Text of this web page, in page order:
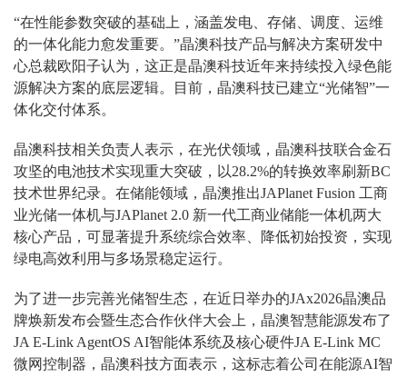
“在性能参数突破的基础上，涵盖发电、存储、调度、运维
的一体化能力愈发重要。”晶澳科技产品与解决方案研发中
心总裁欧阳子认为，这正是晶澳科技近年来持续投入绿色能
源解决方案的底层逻辑。目前，晶澳科技已建立“光储智”一
体化交付体系。
晶澳科技相关负责人表示，在光伏领域，晶澳科技联合金石
攻坚的电池技术实现重大突破，以28.2%的转换效率刷新BC
技术世界纪录。在储能领域，晶澳推出JAPlanet Fusion 工商
业光储一体机与JAPlanet 2.0 新一代工商业储能一体机两大
核心产品，可显著提升系统综合效率、降低初始投资，实现
绿电高效利用与多场景稳定运行。
为了进一步完善光储智生态，在近日举办的JAx2026晶澳品
牌焕新发布会暨生态合作伙伴大会上，晶澳智慧能源发布了
JA E-Link AgentOS AI智能体系统及核心硬件JA E-Link MC
微网控制器，晶澳科技方面表示，这标志着公司在能源AI智